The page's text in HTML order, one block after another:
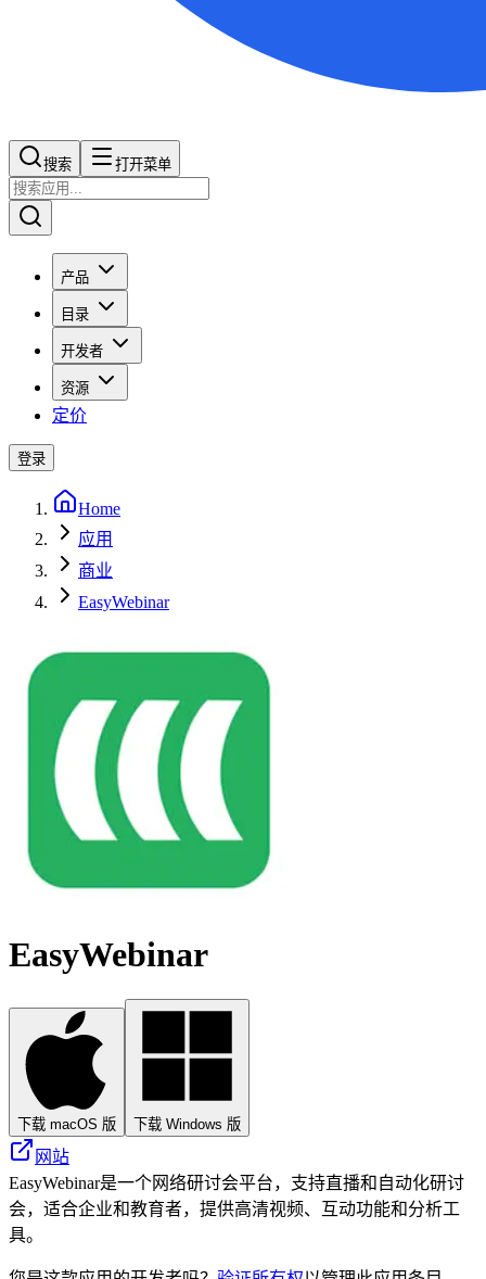
搜索​​​​ 打开菜单
产品
目录
开发者
资源
定价
登录
Home
应用
商业
EasyWebinar
EasyWebinar
下载 macOS 版 下载 Windows 版
网站
EasyWebinar是一个网络研讨会平台，支持直播和自动化研讨
会，适合企业和教育者，提供高清视频、互动功能和分析工
具。